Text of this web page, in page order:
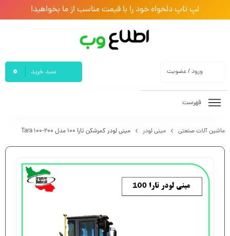
لپ تاپ دلخواه خود را با قیمت مناسب از ما بخواهید!
ورود / عضویت سبد خرید 0
فهرست
ماشین آلات صنعتی مینی لودر مینی لودر کمرشکن تارا ۱۰۰ مدل Tara 100-200